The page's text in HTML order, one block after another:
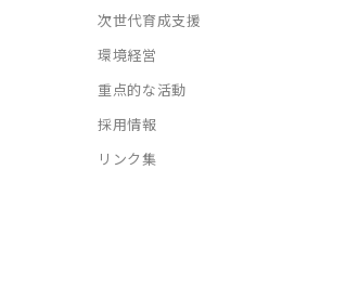
次世代育成支援
環境経営
重点的な活動
採用情報
リンク集